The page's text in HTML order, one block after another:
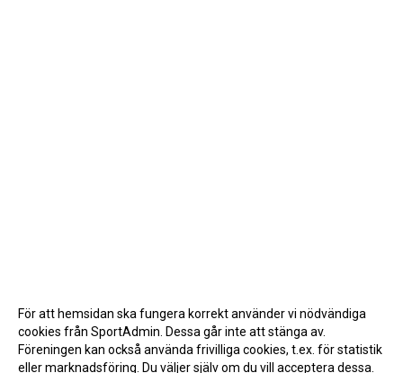
För att hemsidan ska fungera korrekt använder vi nödvändiga
cookies från SportAdmin. Dessa går inte att stänga av.
Föreningen kan också använda frivilliga cookies, t.ex. för statistik
eller marknadsföring. Du väljer själv om du vill acceptera dessa.